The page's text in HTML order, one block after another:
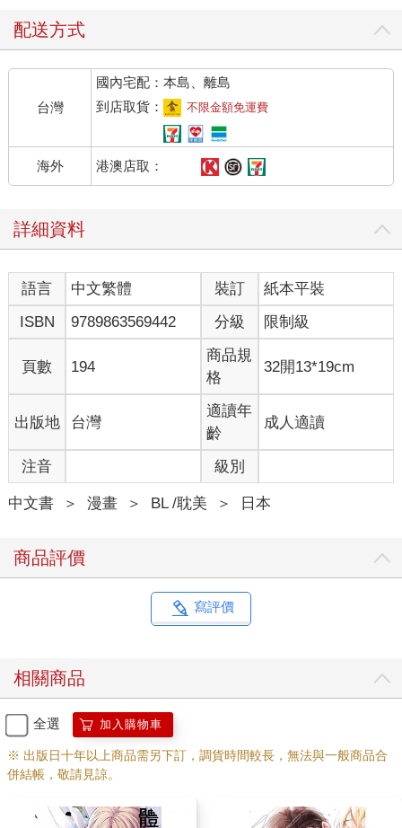
配送方式
台灣
國內宅配：本島、離島
到店取貨：
不限金額免運費
海外 港澳店取：
詳細資料
語言 中文繁體 裝訂
紙本平裝
ISBN
9789863569442 分級 限制級
頁數 194
商品規
格
32開13*19cm
出版地 台灣
適讀年
齡
成人適讀
注音 級別
中文書 ＞ 漫畫 ＞ BL /耽美 ＞ 日本
商品評價
寫評價
相關商品
全選 加入購物車
※ 出版日十年以上商品需另下訂，調貨時間較長，無法與一般商品合
併結帳，敬請見諒。